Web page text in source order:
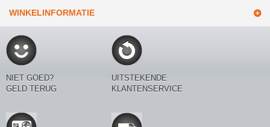
WINKELINFORMATIE
NIET GOED?
GELD TERUG
UITSTEKENDE
KLANTENSERVICE